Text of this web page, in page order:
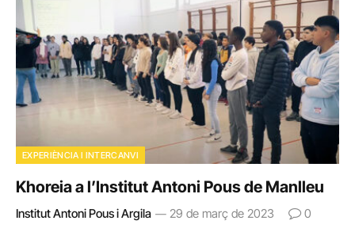
EXPERIÈNCIA I INTERCANVI
Khoreia a l’Institut Antoni Pous de Manlleu
Institut Antoni Pous i Argila 29 de març de 2023 0